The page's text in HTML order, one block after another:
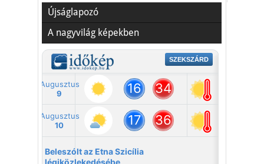
Újságlapozó
A nagyvilág képekben